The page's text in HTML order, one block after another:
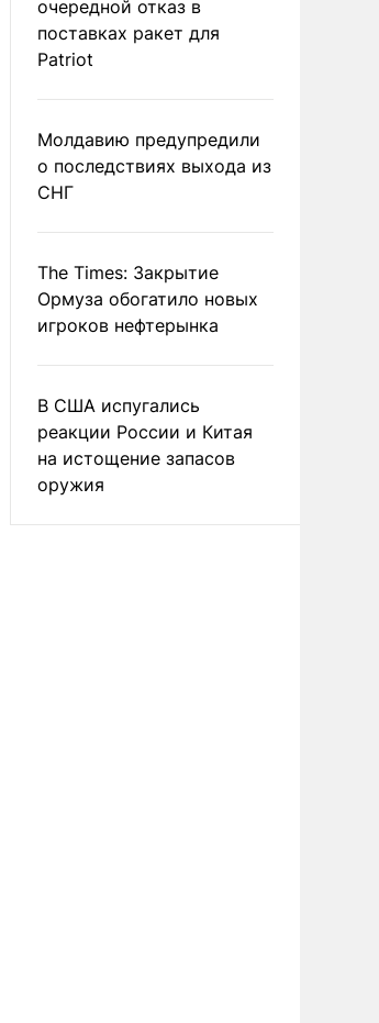
очередной отказ в
поставках ракет для
Patriot
Молдавию предупредили
о последствиях выхода из
СНГ
The Times: Закрытие
Ормуза обогатило новых
игроков нефтерынка
В США испугались
реакции России и Китая
на истощение запасов
оружия